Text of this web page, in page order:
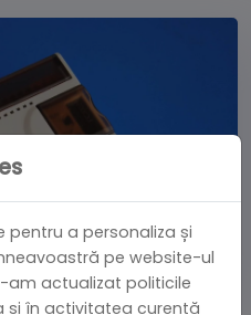
pentru a personaliza și
pe website-ul
am actualizat politicile
și în activitatea curentă